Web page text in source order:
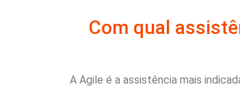
Com qual
A Agile é a assistência mais